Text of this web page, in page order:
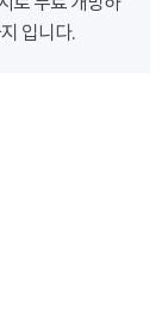
입니다.